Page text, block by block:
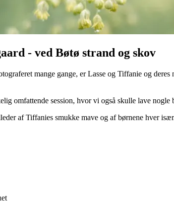
- ved Bøtø strand og skov
mange gange, er Lasse og Tiffanie og
omfattende session, hvor vi også skulle lave nogle
af Tiffanies smukke mave og af børnene hver